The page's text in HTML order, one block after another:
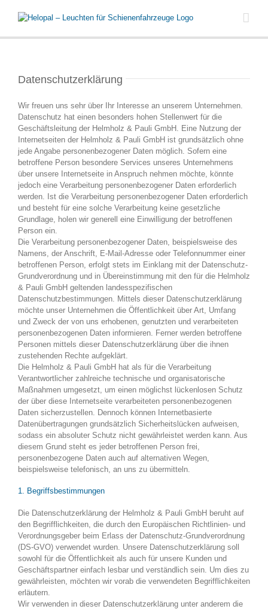
Datenschutzerklärung
Wir freuen uns sehr über Ihr Interesse an unserem Unternehmen.
Datenschutz hat einen besonders hohen Stellenwert für die
Geschäftsleitung der Helmholz & Pauli GmbH. Eine Nutzung der
Internetseiten der Helmholz & Pauli GmbH ist grundsätzlich ohne
jede Angabe personenbezogener Daten möglich. Sofern eine
betroffene Person besondere Services unseres Unternehmens
über unsere Internetseite in Anspruch nehmen möchte, könnte
jedoch eine Verarbeitung personenbezogener Daten erforderlich
werden. Ist die Verarbeitung personenbezogener Daten erforderlich
und besteht für eine solche Verarbeitung keine gesetzliche
Grundlage, holen wir generell eine Einwilligung der betroffenen
Person ein.
Die Verarbeitung personenbezogener Daten, beispielsweise des
Namens, der Anschrift, E-Mail-Adresse oder Telefonnummer einer
betroffenen Person, erfolgt stets im Einklang mit der Datenschutz-
Grundverordnung und in Übereinstimmung mit den für die Helmholz
& Pauli GmbH geltenden landesspezifischen
Datenschutzbestimmungen. Mittels dieser Datenschutzerklärung
möchte unser Unternehmen die Öffentlichkeit über Art, Umfang
und Zweck der von uns erhobenen, genutzten und verarbeiteten
personenbezogenen Daten informieren. Ferner werden betroffene
Personen mittels dieser Datenschutzerklärung über die ihnen
zustehenden Rechte aufgeklärt.
Die Helmholz & Pauli GmbH hat als für die Verarbeitung
Verantwortlicher zahlreiche technische und organisatorische
Maßnahmen umgesetzt, um einen möglichst lückenlosen Schutz
der über diese Internetseite verarbeiteten personenbezogenen
Daten sicherzustellen. Dennoch können Internetbasierte
Datenübertragungen grundsätzlich Sicherheitslücken aufweisen,
sodass ein absoluter Schutz nicht gewährleistet werden kann. Aus
diesem Grund steht es jeder betroffenen Person frei,
personenbezogene Daten auch auf alternativen Wegen,
beispielsweise telefonisch, an uns zu übermitteln.
1. Begriffsbestimmungen
Die Datenschutzerklärung der Helmholz & Pauli GmbH beruht auf
den Begrifflichkeiten, die durch den Europäischen Richtlinien- und
Verordnungsgeber beim Erlass der Datenschutz-Grundverordnung
(DS-GVO) verwendet wurden. Unsere Datenschutzerklärung soll
sowohl für die Öffentlichkeit als auch für unsere Kunden und
Geschäftspartner einfach lesbar und verständlich sein. Um dies zu
gewährleisten, möchten wir vorab die verwendeten Begrifflichkeiten
erläutern.
Wir verwenden in dieser Datenschutzerklärung unter anderem die